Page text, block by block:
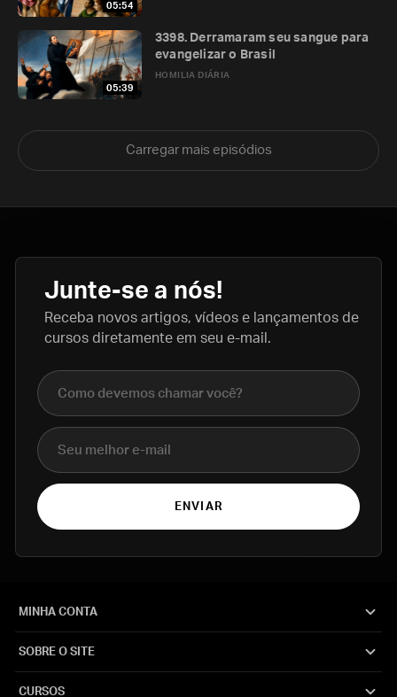
05:54
05:39
HOMILIA DIÁRIA
3398. Derramaram seu sangue para
evangelizar o Brasil
Carregar mais episódios
Junte-se a nós!
Receba novos artigos, vídeos e lançamentos de
cursos diretamente em seu e-mail.
Nome completo
E-mail
ENVIAR
MINHA CONTA
SOBRE O SITE
CURSOS